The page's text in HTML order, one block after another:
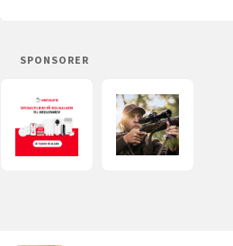
SPONSORER
Verisure
(åpnes
ny
Sauer
(åpnes
i